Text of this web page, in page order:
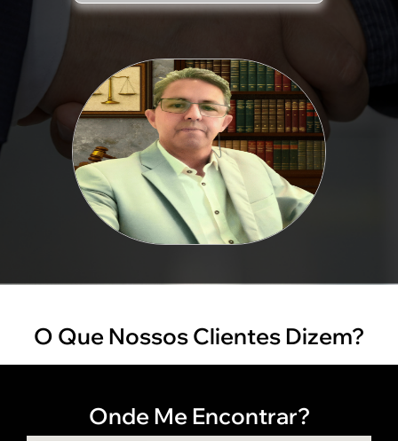
O Que Nossos Clientes Dizem?
Onde Me Encontrar?